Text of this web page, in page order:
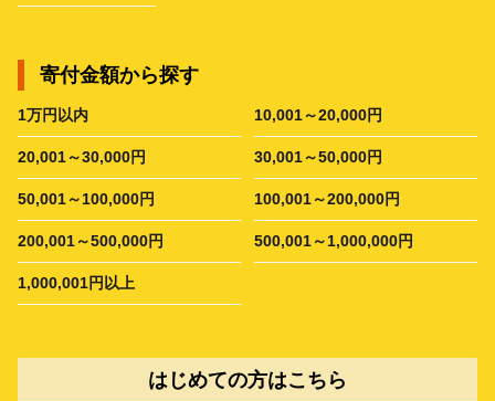
寄付金額から探す
1万円以内 10,001～20,000円
20,001～30,000円 30,001～50,000円
50,001～100,000円 100,001～200,000円
200,001～500,000円 500,001～1,000,000円
1,000,001円以上
はじめての方はこちら